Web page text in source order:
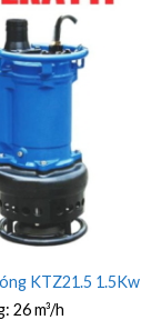
KTZ21.5 1.5Kw
26 m³/h